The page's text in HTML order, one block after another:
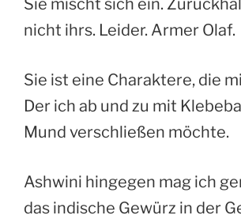
nicht ihrs. Leider. Armer Olaf.
Sie ist eine Charaktere, die
Der ich ab und zu mit
Mund verschließen möchte.
Ashwini hingegen mag ich
das indische Gewürz in der